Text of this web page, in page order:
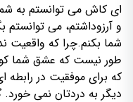
ای کاش می توانستم به
و آرزوداشتم، می توانستم
شما بکنم.چرا که واقعیت
طور نیست که عشق شما
که برای موفقیت در
دیگر به دردتان نمی